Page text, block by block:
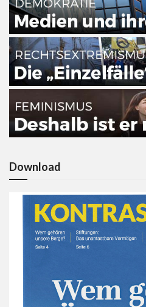
Download